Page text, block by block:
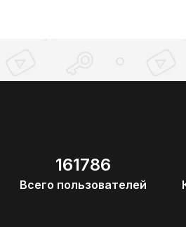
161786
Всего пользователей